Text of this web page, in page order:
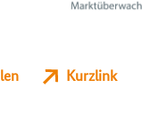
Kurzlink